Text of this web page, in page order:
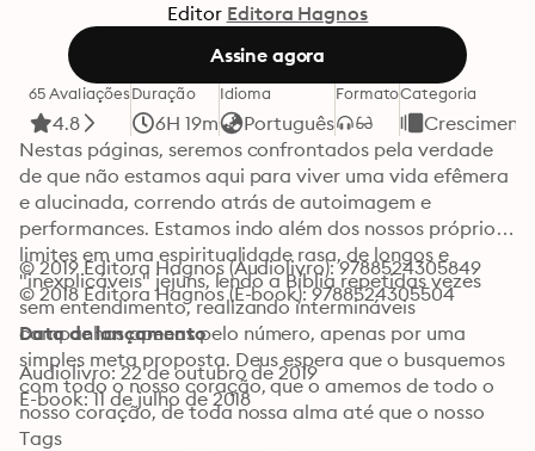
Editor Editora Hagnos
Assine agora
65 Avaliações
4.8
Duração
6H 19m
Idioma
Português
FormatoCategoria
Nestas páginas, seremos confrontados pela verdade
de que não estamos aqui para viver uma vida efêmera
e alucinada, correndo atrás de autoimagem e
performances. Estamos indo além dos nossos próprios
limites em uma espiritualidade rasa, de longos e
"inexplicáveis" jejuns, lendo a Bíblia repetidas vezes
sem entendimento, realizando intermináveis
campanhas apenas pelo número, apenas por uma
simples meta proposta. Deus espera que o busquemos
com todo o nosso coração, que o amemos de todo o
nosso coração, de toda nossa alma até que o nosso
relacionamento
© 2019 Editora Hagnos (Audiolivro): 9788524305849
© 2018 Editora Hagnos (E-book): 9788524305504
Data de lançamento
Audiolivro: 22 de outubro de 2019
E-book: 11 de julho de 2018
Tags